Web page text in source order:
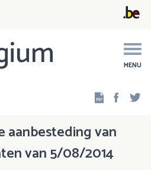
MENU
aanbesteding van
van 5/08/2014